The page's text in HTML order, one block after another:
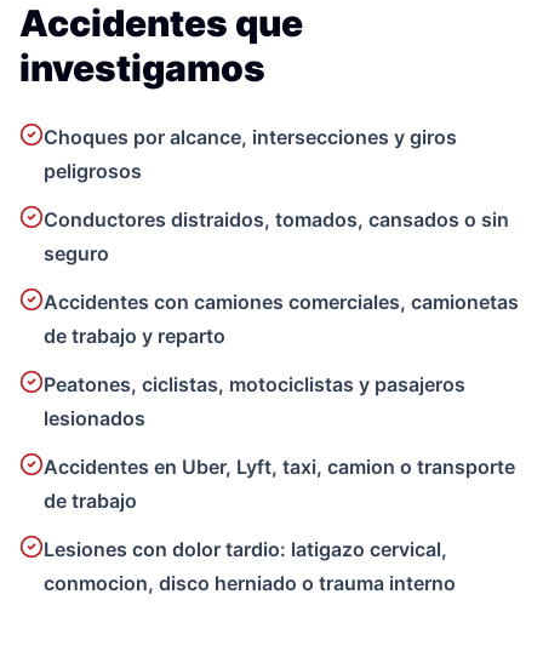
Accidentes que
investigamos
Choques por alcance, intersecciones y giros
peligrosos
Conductores distraidos, tomados, cansados o sin
seguro
Accidentes con camiones comerciales, camionetas
de trabajo y reparto
Peatones, ciclistas, motociclistas y pasajeros
lesionados
Accidentes en Uber, Lyft, taxi, camion o transporte
de trabajo
Lesiones con dolor tardio: latigazo cervical,
conmocion, disco herniado o trauma interno